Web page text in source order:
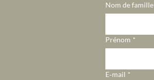
Nom de famille
Prénom *
E‑mail *